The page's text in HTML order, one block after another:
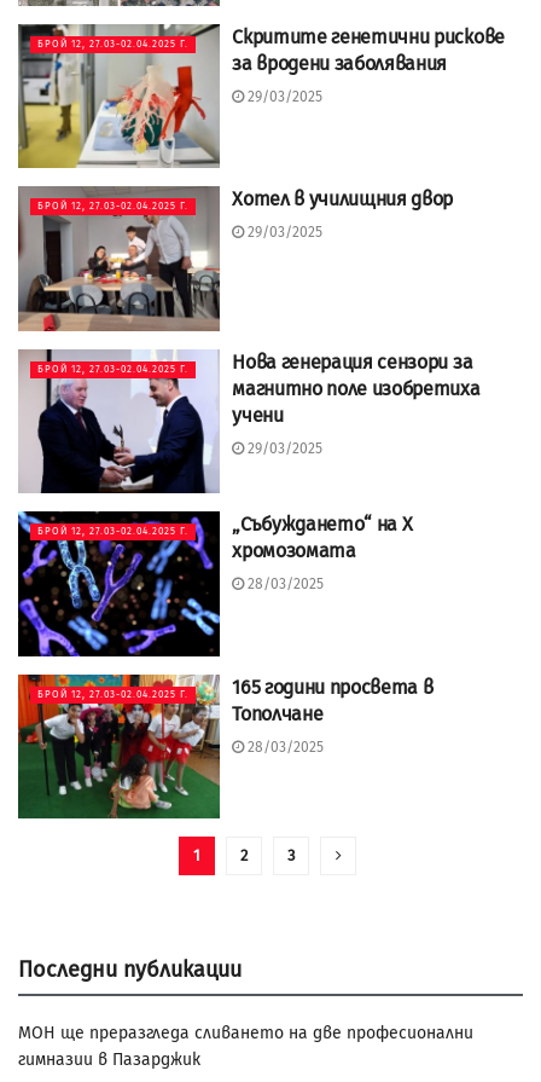
БРОЙ 12, 27.03-02.04.2025 Г.
Скритите генетични рискове
за вродени заболявания
29/03/2025
БРОЙ 12, 27.03-02.04.2025 Г. Хотел в училищния двор
29/03/2025
БРОЙ 12, 27.03-02.04.2025 Г.
Нова генерация сензори за
магнитно поле изобретиха
учени
29/03/2025
БРОЙ 12, 27.03-02.04.2025 Г.
„Събуждането“ на X
хромозомата
28/03/2025
БРОЙ 12, 27.03-02.04.2025 Г.
165 години просвета в
Тополчане
28/03/2025
1 2 3
Последни публикации
МОН ще преразгледа сливането на две професионални
гимназии в Пазарджик